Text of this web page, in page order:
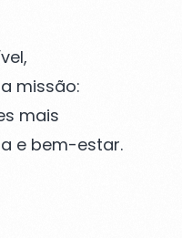
missão:
mais
e bem-estar.